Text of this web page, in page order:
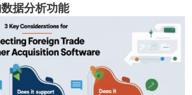
据分析功能